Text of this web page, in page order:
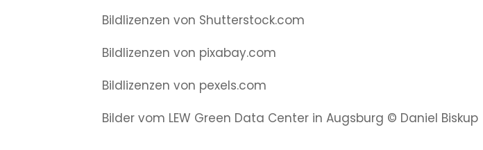
Bildlizenzen von Shutterstock.com
Bildlizenzen von pixabay.com
Bildlizenzen von pexels.com
Bilder vom LEW Green Data Center in Augsburg © Daniel Biskup